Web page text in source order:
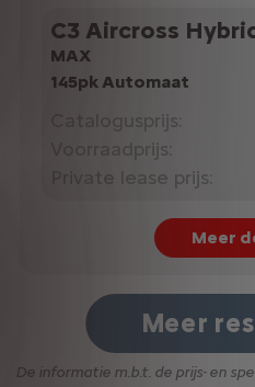
C3 Aircross
MAX
145pk Automaat
Catalogusprijs:
Voorraadprijs:
Private lease prijs:
Meer
Meer
De informatie m.b.t. de prijs- en